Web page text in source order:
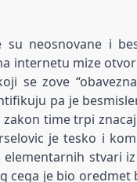
su neosnovane i
internetu mize
se zove
pa je
time trpi
je tesko i
elementarnih stvari
cega je bio